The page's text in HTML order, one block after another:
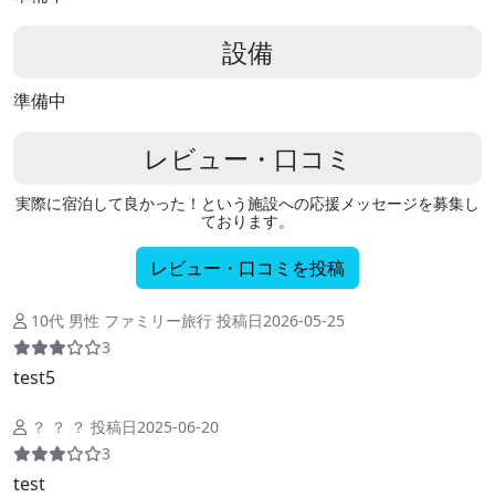
設備
準備中
レビュー・口コミ
実際に宿泊して良かった！という施設への応援メッセージを募集し
ております。
レビュー・口コミを投稿
10代 男性 ファミリー旅行 投稿日2026-05-25
3
test5
？ ？ ？ 投稿日2025-06-20
3
test